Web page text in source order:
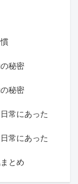
秘密
秘密
常にあった
常にあった
とめ